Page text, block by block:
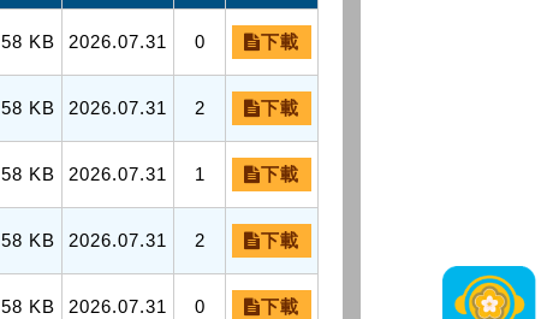
58 KB 2026.07.31 0 下載
58 KB 2026.07.31 2 下載
58 KB 2026.07.31 1 下載
58 KB 2026.07.31 2 下載
58 KB 2026.07.31 0 下載